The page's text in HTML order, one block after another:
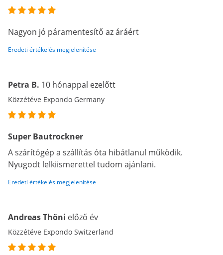
Nagyon jó páramentesítő az áráért
Eredeti értékelés megjelenítése
Petra B. 10 hónappal ezelőtt
Közzétéve Expondo Germany
Super Bautrockner
A szárítógép a szállítás óta hibátlanul működik.
Nyugodt lelkiismerettel tudom ajánlani.
Eredeti értékelés megjelenítése
Andreas Thöni előző év
Közzétéve Expondo Switzerland